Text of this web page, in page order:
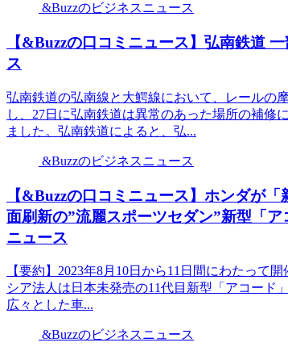
&Buzzのビジネスニュース
【&Buzzの口コミニュース】弘南鉄道
ス
弘南鉄道の弘南線と大鰐線において、レールの
し、27日に弘南鉄道は異常のあった場所の補修
ました。弘南鉄道によると、弘...
&Buzzのビジネスニュース
【&Buzzの口コミニュース】ホンダが
面刷新の”流麗スポーツセダン”新型「
ニュース
【要約】2023年8月10日から11日間にわたって
シア法人は日本未発売の11代目新型「アコード
広々とした車...
&Buzzのビジネスニュース